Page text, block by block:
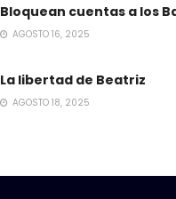
Bloquean cuentas a los
AGOSTO 16, 2025
La libertad de Beatriz
AGOSTO 18, 2025